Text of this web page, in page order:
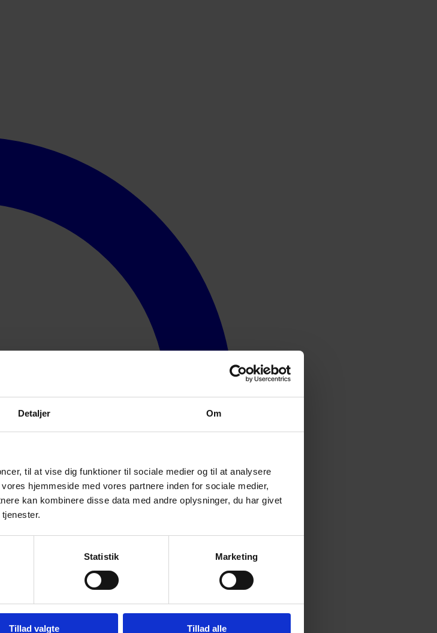
Detaljer Om
til at vise dig funktioner til sociale medier og til at analysere
hjemmeside med vores partnere inden for sociale medier,
kan kombinere disse data med andre oplysninger, du har givet
Statistik Marketing
Tillad valgte Tillad alle